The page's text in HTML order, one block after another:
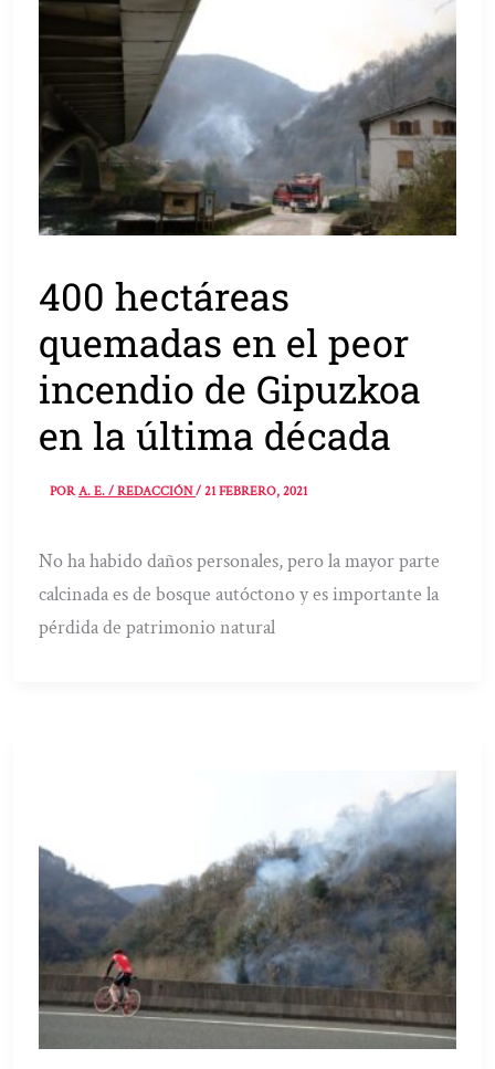
400 hectáreas
quemadas en el peor
incendio de Gipuzkoa
en la última década
PORA. E. / REDACCIÓN/21 FEBRERO, 2021
No ha habido daños personales, pero la mayor parte
calcinada es de bosque autóctono y es importante la
pérdida de patrimonio natural